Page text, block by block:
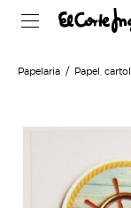
Papelaria Papel,